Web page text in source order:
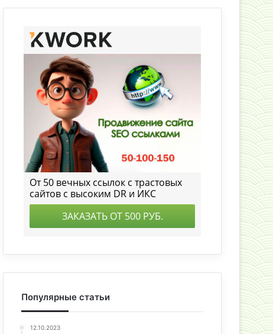
Популярные статьи
12.10.2023